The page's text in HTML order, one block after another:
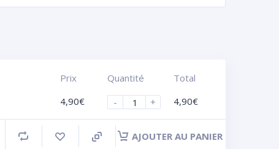
Prix
4,90€
Quantité
-
+
Total
4,90€
AJOUTER AU PANIER